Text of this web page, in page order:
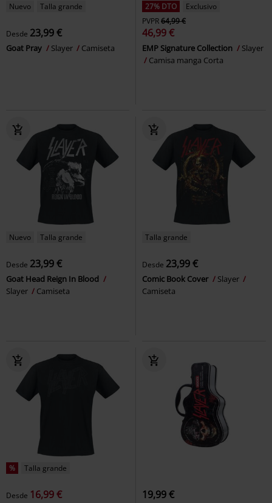
Nuevo Talla grande
Desde 23,99 €
Goat Pray Slayer Camiseta
27% DTO
Exclusivo
PVPR64,99 €
46,99 €
EMP Signature Collection
Slayer
Camisa manga Corta
Nuevo Talla grande
Desde 23,99 €
Goat Head Reign In Blood
Slayer
Camiseta
Talla grande
Desde 23,99 €
Comic Book Cover
Slayer
Camiseta
% Talla grande
Desde 16,99 € 19,99 €